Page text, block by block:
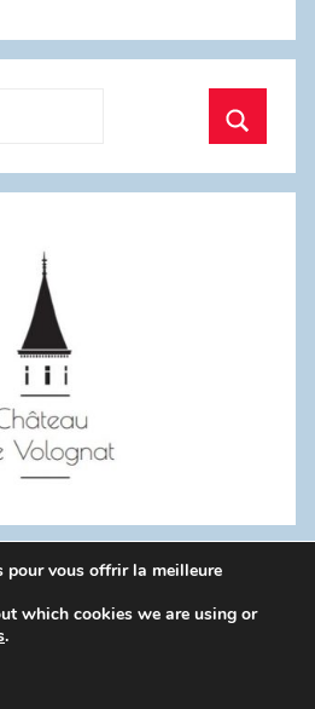
Donovan by ThemeZee.
pour vous offrir la meilleure
which cookies we are using or
.